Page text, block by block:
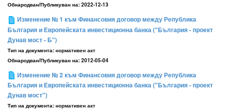
Обнародван/Публикуван на: 2022-12-13
Изменение № 1 към Финансовия договор между Република
България и Европейската инвестиционна банка ("България - проект
Дунав мост - Б")
Тип на документа: нормативен акт
Обнародван/Публикуван на: 2012-05-04
Изменение № 2 към Финансовия договор между Република
България и Европейската инвестиционна банка ("България - проект
Дунав мост")
Тип на документа: нормативен акт